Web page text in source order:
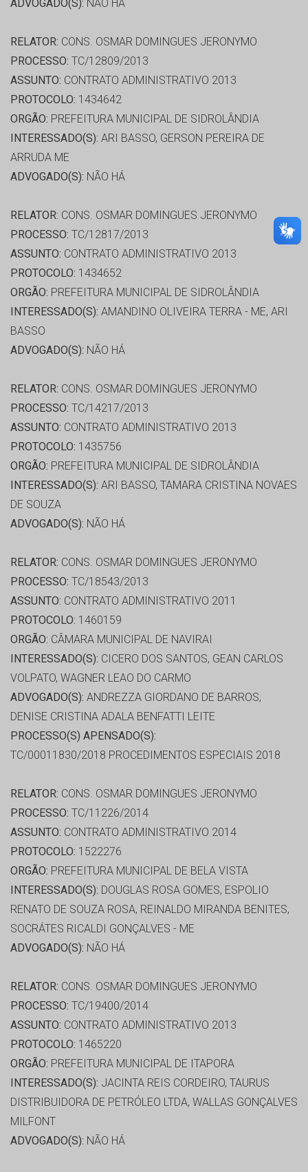
ADVOGADO(S): NÃO HÁ
RELATOR: CONS. OSMAR DOMINGUES JERONYMO
PROCESSO: TC/12809/2013
ASSUNTO: CONTRATO ADMINISTRATIVO 2013
PROTOCOLO: 1434642
ORGÃO: PREFEITURA MUNICIPAL DE SIDROLÂNDIA
INTERESSADO(S): ARI BASSO, GERSON PEREIRA DE
ARRUDA ME
ADVOGADO(S): NÃO HÁ
RELATOR: CONS. OSMAR DOMINGUES JERONYMO
PROCESSO: TC/12817/2013
ASSUNTO: CONTRATO ADMINISTRATIVO 2013
PROTOCOLO: 1434652
ORGÃO: PREFEITURA MUNICIPAL DE SIDROLÂNDIA
INTERESSADO(S): AMANDINO OLIVEIRA TERRA - ME, ARI
BASSO
ADVOGADO(S): NÃO HÁ
RELATOR: CONS. OSMAR DOMINGUES JERONYMO
PROCESSO: TC/14217/2013
ASSUNTO: CONTRATO ADMINISTRATIVO 2013
PROTOCOLO: 1435756
ORGÃO: PREFEITURA MUNICIPAL DE SIDROLÂNDIA
INTERESSADO(S): ARI BASSO, TAMARA CRISTINA NOVAES
DE SOUZA
ADVOGADO(S): NÃO HÁ
RELATOR: CONS. OSMAR DOMINGUES JERONYMO
PROCESSO: TC/18543/2013
ASSUNTO: CONTRATO ADMINISTRATIVO 2011
PROTOCOLO: 1460159
ORGÃO: CÂMARA MUNICIPAL DE NAVIRAI
INTERESSADO(S): CICERO DOS SANTOS, GEAN CARLOS
VOLPATO, WAGNER LEAO DO CARMO
ADVOGADO(S): ANDREZZA GIORDANO DE BARROS,
DENISE CRISTINA ADALA BENFATTI LEITE
PROCESSO(S) APENSADO(S):
TC/00011830/2018 PROCEDIMENTOS ESPECIAIS 2018
RELATOR: CONS. OSMAR DOMINGUES JERONYMO
PROCESSO: TC/11226/2014
ASSUNTO: CONTRATO ADMINISTRATIVO 2014
PROTOCOLO: 1522276
ORGÃO: PREFEITURA MUNICIPAL DE BELA VISTA
INTERESSADO(S): DOUGLAS ROSA GOMES, ESPOLIO
RENATO DE SOUZA ROSA, REINALDO MIRANDA BENITES,
SOCRÁTES RICALDI GONÇALVES - ME
ADVOGADO(S): NÃO HÁ
RELATOR: CONS. OSMAR DOMINGUES JERONYMO
PROCESSO: TC/19400/2014
ASSUNTO: CONTRATO ADMINISTRATIVO 2013
PROTOCOLO: 1465220
ORGÃO: PREFEITURA MUNICIPAL DE ITAPORA
INTERESSADO(S): JACINTA REIS CORDEIRO, TAURUS
DISTRIBUIDORA DE PETRÓLEO LTDA, WALLAS GONÇALVES
MILFONT
ADVOGADO(S): NÃO HÁ